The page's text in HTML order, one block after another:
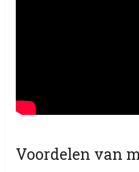
Voordelen van